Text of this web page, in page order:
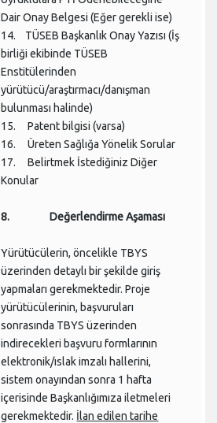
Dair Onay Belgesi (Eğer gerekli ise)
14. TÜSEB Başkanlık Onay Yazısı (İş
birliği ekibinde TÜSEB
Enstitülerinden
yürütücü/araştırmacı/danışman
bulunması halinde)
15. Patent bilgisi (varsa)
16. Üreten Sağlığa Yönelik Sorular
17. Belirtmek İstediğiniz Diğer
Konular
8. Değerlendirme Aşaması
Yürütücülerin, öncelikle TBYS
üzerinden detaylı bir şekilde giriş
yapmaları gerekmektedir. Proje
yürütücülerinin, başvuruları
sonrasında TBYS üzerinden
indirecekleri başvuru formlarının
elektronik/ıslak imzalı hallerini,
sistem onayından sonra 1 hafta
içerisinde Başkanlığımıza iletmeleri
gerekmektedir. İlan edilen tarihe